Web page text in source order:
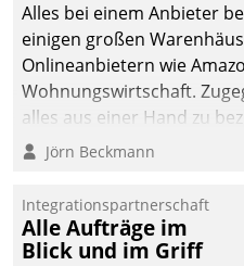
Alles bei einem Anbieter
einigen großen
Onlineanbietern wie
Wohnungswirtschaft.
alles aus einer Hand zu
Jörn Beckmann
Integrationspartnerschaft
Alle Aufträge im
Blick und im Griff